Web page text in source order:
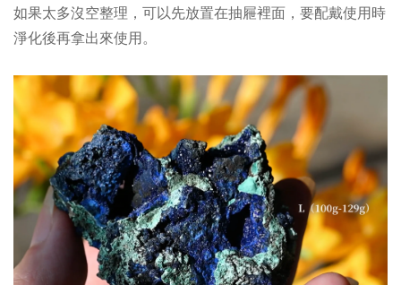
如果太多沒空整理，可以先放置在抽屜裡面，要配戴使用時
淨化後再拿出來使用。